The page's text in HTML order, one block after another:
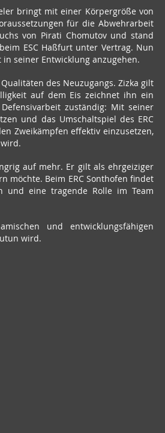
bringt mit einer Körpergröße von
für die Abwehrarbeit
von Pirati Chomutov und stand
ESC Haßfurt unter Vertrag. Nun
seiner Entwicklung anzugehen.
des Neuzugangs. Zizka gilt
auf dem Eis zeichnet ihn ein
zuständig: Mit seiner
und das Umschaltspiel des ERC
Zweikämpfen effektiv einzusetzen,
auf mehr. Er gilt als ehrgeiziger
möchte. Beim ERC Sonthofen findet
und eine tragende Rolle im Team
und entwicklungsfähigen
wird.